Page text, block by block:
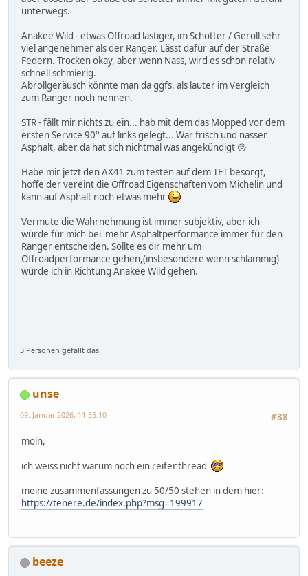
unterwegs.
Anakee Wild - etwas Offroad lastiger, im Schotter / Geröll sehr
viel angenehmer als der Ranger. Lässt dafür auf der Straße
Federn. Trocken okay, aber wenn Nass, wird es schon relativ
schnell schmierig.
Abrollgeräusch könnte man da ggfs. als lauter im Vergleich
zum Ranger noch nennen.
STR - fällt mir nichts zu ein... hab mit dem das Mopped vor dem
ersten Service 90° auf links gelegt... War frisch und nasser
Asphalt, aber da hat sich nichtmal was angekündigt 😢
Habe mir jetzt den AX41 zum testen auf dem TET besorgt,
hoffe der vereint die Offroad Eigenschaften vom Michelin und
kann auf Asphalt noch etwas mehr
Vermute die Wahrnehmung ist immer subjektiv, aber ich
würde für mich bei mehr Asphaltperformance immer für den
Ranger entscheiden. Sollte es dir mehr um
Offroadperformance gehen,(insbesondere wenn schlammig)
würde ich in Richtung Anakee Wild gehen.
3 Personen gefällt das.
unse
#38
09. Januar 2026, 11:55:10
moin,
ich weiss nicht warum noch ein reifenthread
meine zusammenfassungen zu 50/50 stehen in dem hier:
https://tenere.de/index.php?msg=199917
beeze